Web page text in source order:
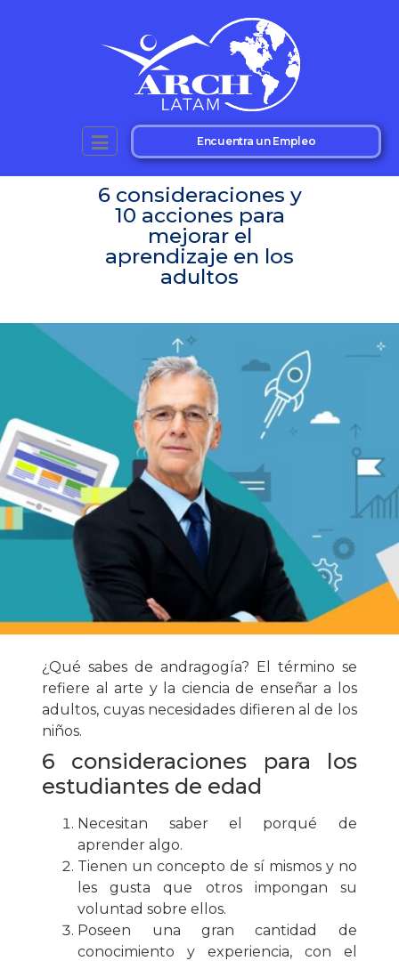
Encuentra un Empleo
6 consideraciones y
10 acciones para
mejorar el
aprendizaje en los
adultos
¿Qué sabes de andragogía? El término se
refiere al arte y la ciencia de enseñar a los
adultos, cuyas necesidades difieren al de los
niños.
6 consideraciones para los
estudiantes de edad
Necesitan saber el porqué de
aprender algo.
Tienen un concepto de sí mismos y no
les gusta que otros impongan su
voluntad sobre ellos.
Poseen una gran cantidad de
conocimiento y experiencia, con el